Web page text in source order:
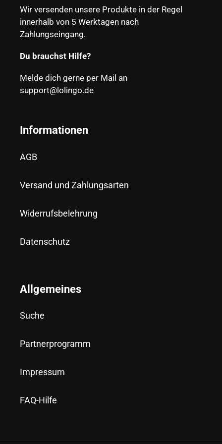
Wir versenden unsere Produkte in der Regel
innerhalb von 5 Werktagen nach
Zahlungseingang.
Du brauchst Hilfe?
Melde dich gerne per Mail an
support@lolingo.de
Informationen
AGB
Versand und Zahlungsarten
Widerrufsbelehrung
Datenschutz
Allgemeines
Suche
Partnerprogramm
Impressum
FAQ-Hilfe